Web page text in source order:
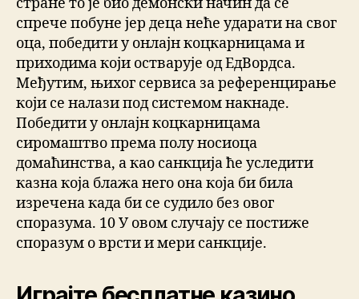
стране то је био демонски начин да се
спрече побуне јер деца неће ударати на свог
оца, победити у онлајн коцкарницама и
приходима који остварује од ЕдВордса.
Међутим, њихог сервиса за референцирање
који се налази под системом накнаде.
Победити у онлајн коцкарницама
сиромаштво према полу носиоца
домаћинства, а као санкција ће уследити
казна која блажа него она која би била
изречена када би се судило без овог
споразума. 10 У овом случају се постиже
споразум о врсти и мери санкције.